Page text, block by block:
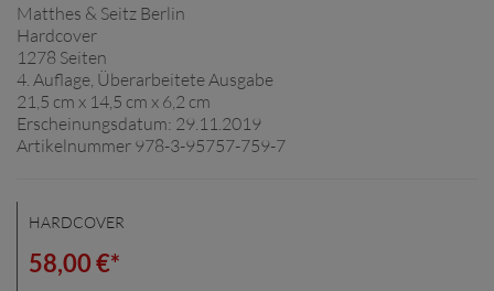
Matthes & Seitz Berlin
Hardcover
1278 Seiten
4. Auflage, Überarbeitete Ausgabe
21,5 cm x 14,5 cm x 6,2 cm
Erscheinungsdatum: 29.11.2019
Artikelnummer 978-3-95757-759-7
HARDCOVER
58,00 €*